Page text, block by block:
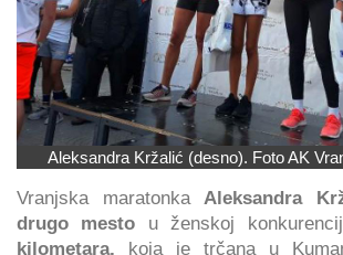
Aleksandra Kržalić (desno). Foto AK
Vranjska maratonka Aleksandra
drugo mesto u ženskoj
kilometara, koja je trčana u